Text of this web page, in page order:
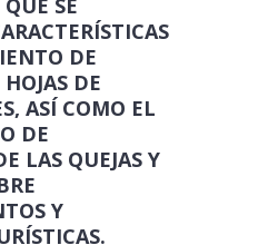
SE
DE
DE
, ASÍ COMO EL
DE
LAS QUEJAS Y
Y